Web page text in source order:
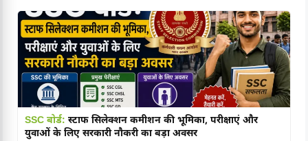
SSC बोर्ड: स्टाफ सिलेक्शन कमीशन की भूमिका, परीक्षाएं और
युवाओं के लिए सरकारी नौकरी का बड़ा अवसर